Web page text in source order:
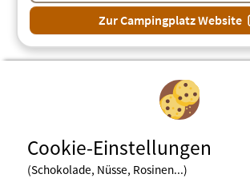
Zur Campingplatz Website
1 2
Cookie-Einstellungen
(Schokolade, Nüsse, Rosinen...)